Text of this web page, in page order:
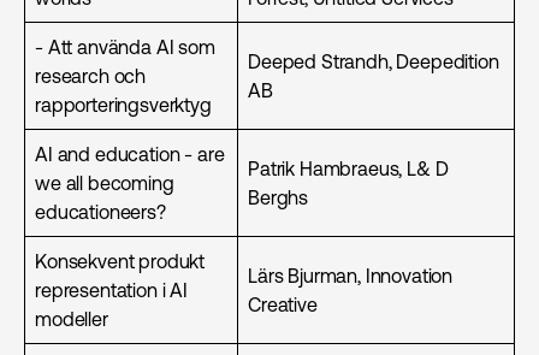
- Att använda AI som
research och
rapporteringsverktyg
Deeped Strandh, Deepedition
AB
AI and education - are
we all becoming
educationeers?
Patrik Hambraeus, L& D
Berghs
Konsekvent produkt
representation i AI
modeller
Lärs Bjurman, Innovation
Creative